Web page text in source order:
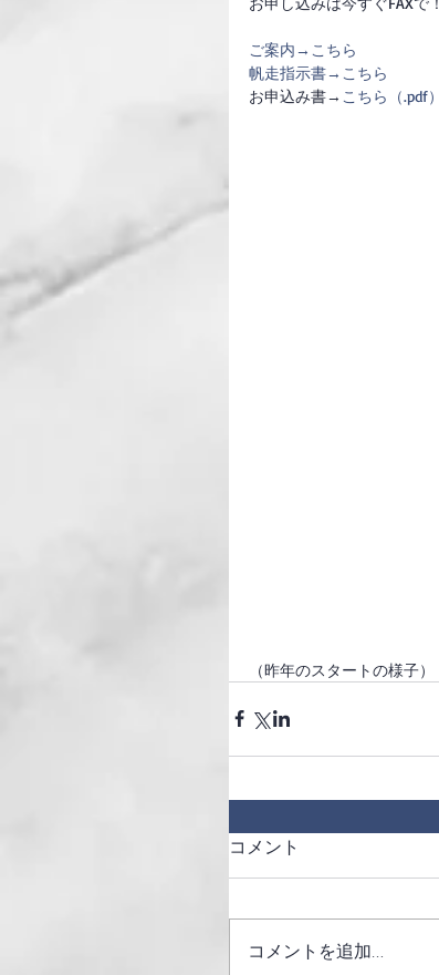
ご案内→ こちら
帆走指示書→ こちら
お申込み書→ こちら（.pdf）
（昨年のスタートの様子）
コメント
コメントを追加…